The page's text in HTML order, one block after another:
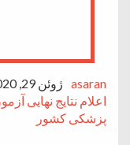
asaran ژوئن 29, 2020
اعلام نتایج نهایی
پزشکی کشور